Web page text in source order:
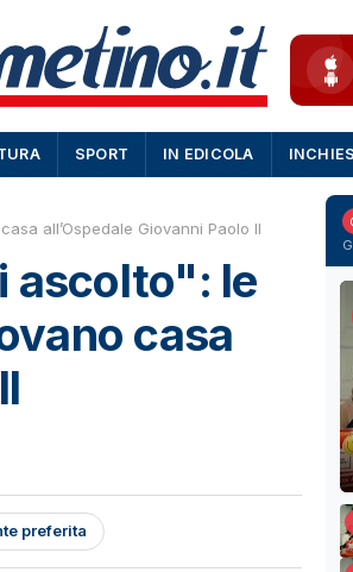
SPORT IN EDICOLA
all’Ospedale Giovanni Paolo II
ascolto": le
casa
preferita